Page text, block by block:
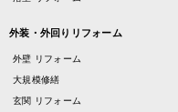
外装・外回りリフォーム
外壁 リフォーム
大規模修繕
玄関 リフォーム